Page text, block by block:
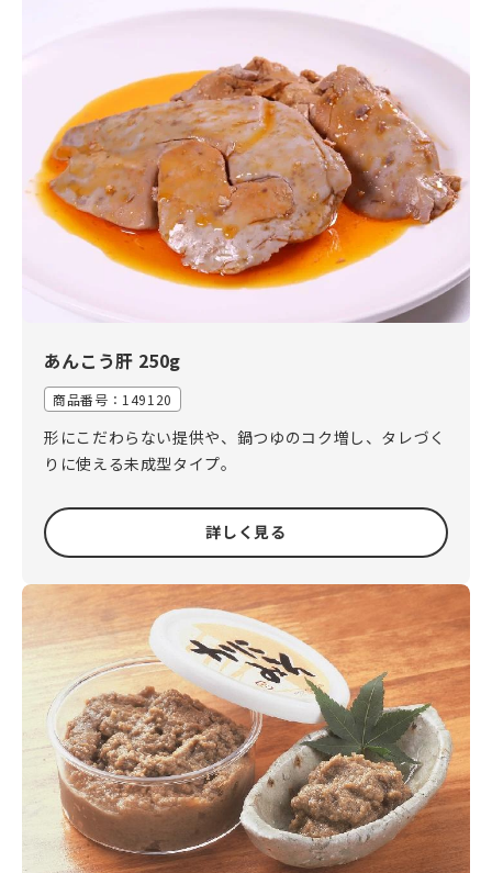
あんこう肝 250g
商品番号： 149120
形にこだわらない提供や、鍋つゆのコク増し、タレづく
りに使える未成型タイプ。
詳しく見る